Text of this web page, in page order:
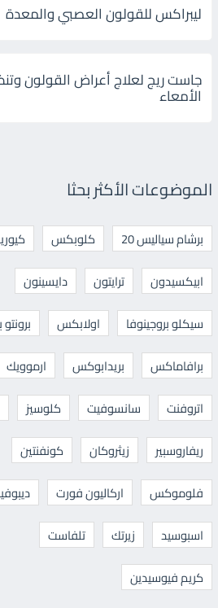
ليبراكس للقولون العصبي والمعدة
جاست ريج لعلاج أعراض القولون
الأمعاء
الموضوعات الأكثر بحثا
برشام سياليس 20 كلوبكس
ابيكسيدون
ترايتون
دايسينون
سيكلو بروجينوفا
اولابكس
برافاماكس
بريدابوكس
ارموويك
اتروفنت
سانسوفيت كلوسيز
ريفاروسبير
زيثروكان
كونفنتين
فلوموكس
اركاليون فورت
اسبوسيد
زيرتك
تلفاست
كريم فيوسيدين